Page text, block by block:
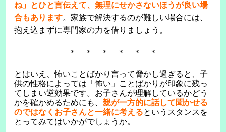
ね」とひと言伝えて、無理にせかさないほうが良い場
合もあります。家族で解決するのが難しい場合には、
抱え込まずに専門家の力を借りましょう。
＊ ＊ ＊ ＊ ＊ ＊
とはいえ、怖いことばかり言って脅かし過ぎると、子
供の性格によっては「怖い」ことばかりが印象に残っ
てしまい逆効果です。お子さんが理解しているかどう
かを確かめるためにも、親が一方的に話して聞かせる
のではなくお子さんと一緒に考えるというスタンスを
とってみてはいかがでしょうか。